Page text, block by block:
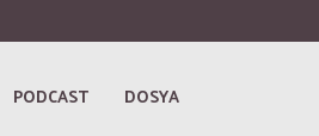
PODCAST DOSYA